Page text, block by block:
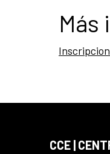
Más
CCE |